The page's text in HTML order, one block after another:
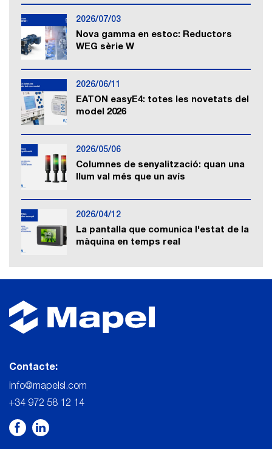
2026/07/03
Nova gamma en estoc: Reductors
WEG sèrie W
2026/06/11
EATON easyE4: totes les novetats del
model 2026
2026/05/06
Columnes de senyalització: quan una
llum val més que un avís
2026/04/12
La pantalla que comunica l'estat de la
màquina en temps real
Contacte:
info@mapelsl.com
+34 972 58 12 14